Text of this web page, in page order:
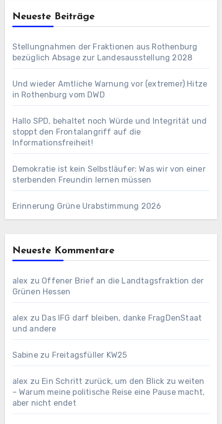
Neueste Beiträge
Stellungnahmen der Fraktionen aus Rothenburg
bezüglich Absage zur Landesausstellung 2028
Und wieder Amtliche Warnung vor (extremer) Hitze
in Rothenburg vom DWD
Hallo SPD, behaltet noch Würde und Integrität und
stoppt den Frontalangriff auf die
Informationsfreiheit!
Demokratie ist kein Selbstläufer: Was wir von einer
sterbenden Freundin lernen müssen
Erinnerung Grüne Urabstimmung 2026
Neueste Kommentare
alex zu Offener Brief an die Landtagsfraktion der
Grünen Hessen
alex zu Das IFG darf bleiben, danke FragDenStaat
und andere
Sabinezu Freitagsfüller KW25
alex zu Ein Schritt zurück, um den Blick zu weiten
– Warum meine politische Reise eine Pause macht,
aber nicht endet